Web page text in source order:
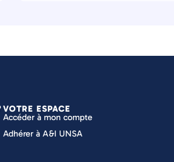
VOTRE ESPACE
Accéder à mon compte
Adhérer à A&I UNSA